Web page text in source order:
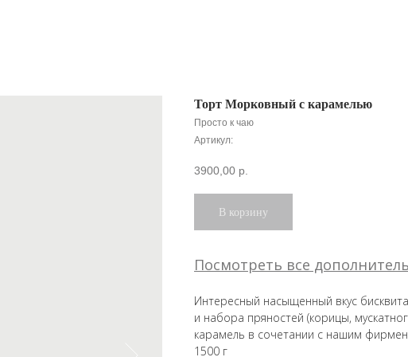
Торт Морковный с карамелью
Просто к чаю
Артикул:
3900,00 р.
В корзину
Посмотреть все
Интересный насыщенный вкус
и набора пряностей (корицы,
карамель в сочетании с нашим
1500 г